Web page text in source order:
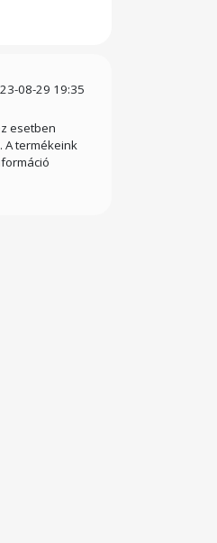
08-29 19:35
esetben
A termékeink